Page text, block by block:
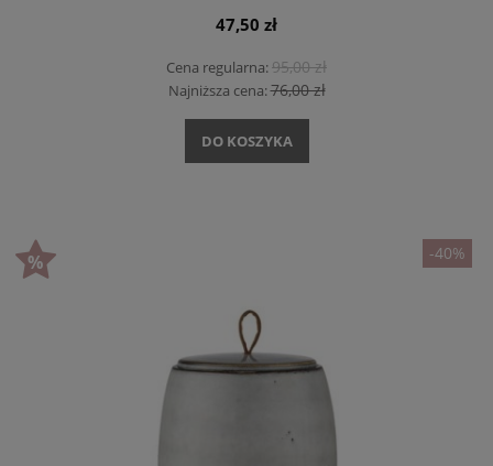
47,50 zł
Cena regularna:95,00 zł
Najniższa cena:76,00 zł
DO KOSZYKA
-40%